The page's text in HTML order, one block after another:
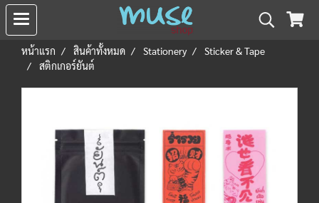
หน้าแรก สินค้าทั้งหมด Stationery
Sticker & Tape
สติกเกอร์ยันต์